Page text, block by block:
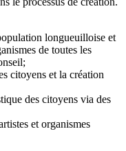
longueuilloise et
de toutes les
citoyens et la création
des citoyens via des
et organismes